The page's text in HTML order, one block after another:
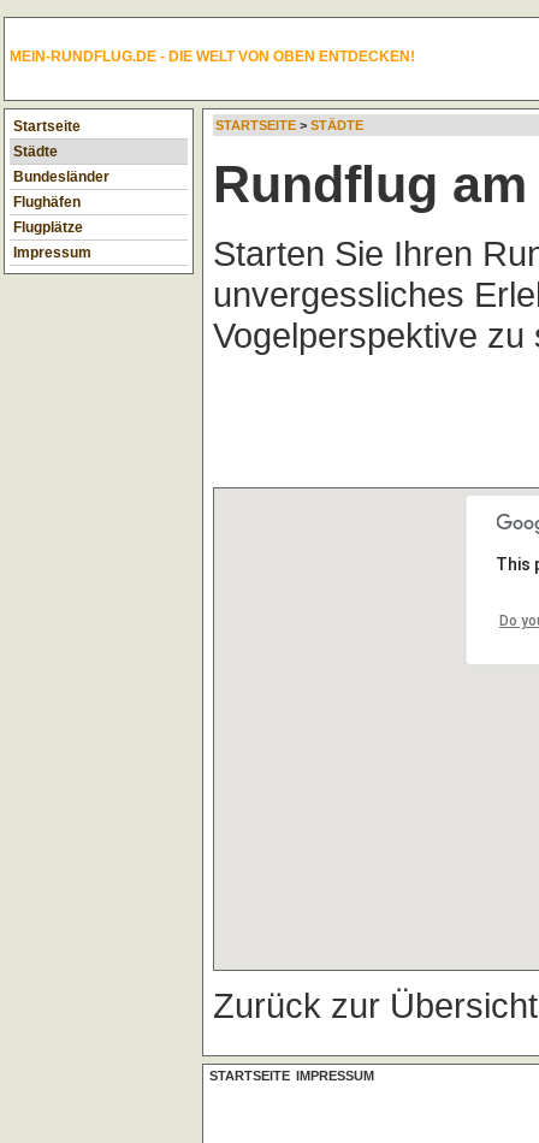
MEIN-RUNDFLUG.DE - DIE WELT VON OBEN ENTDECKEN!
Startseite
Städte
Bundesländer
Flughäfen
Flugplätze
Impressum
STARTSEITE > STÄDTE
Rundflug
Starten Sie Ihren
unvergessliches
Vogelperspektive zu
This
Do
Zurück zur
STARTSEITE IMPRESSUM